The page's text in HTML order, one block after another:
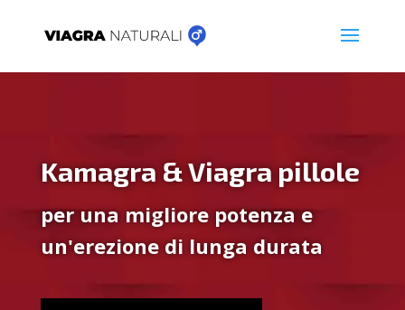
Kamagra & Viagra pillole
per una migliore potenza e
un'erezione di lunga durata